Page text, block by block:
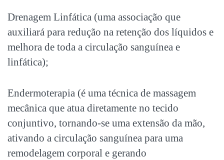
Drenagem Linfática (uma associação que
auxiliará para redução na retenção dos líquidos e
melhora de toda a circulação sanguínea e
linfática);
Endermoterapia (é uma técnica de massagem
mecânica que atua diretamente no tecido
conjuntivo, tornando-se uma extensão da mão,
ativando a circulação sanguínea para uma
remodelagem corporal e gerando